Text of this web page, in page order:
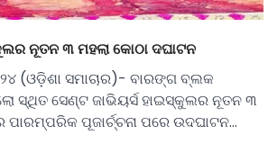
ନୂତନ ୩ ମହଲା କୋଠା ଦଘାଟନ
(ଓଡ଼ିଶା ସମାଚାର)- ବାରଙ୍ଗ ବ୍ଲକ
ସ୍ଥିତ ସେଣ୍ଟ ଜାଭିୟର୍ସ ହାଇସ୍କୁଲର ନୂତନ ୩
ପୂଜାର୍ଚ୍ଚନା ପରେ ଉଦଘାଟନ…